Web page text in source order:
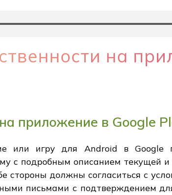
на
приложение в Google
или игру для Android в Google
с подробным описанием текущей и
стороны должны согласиться с
письмами с подтверждением